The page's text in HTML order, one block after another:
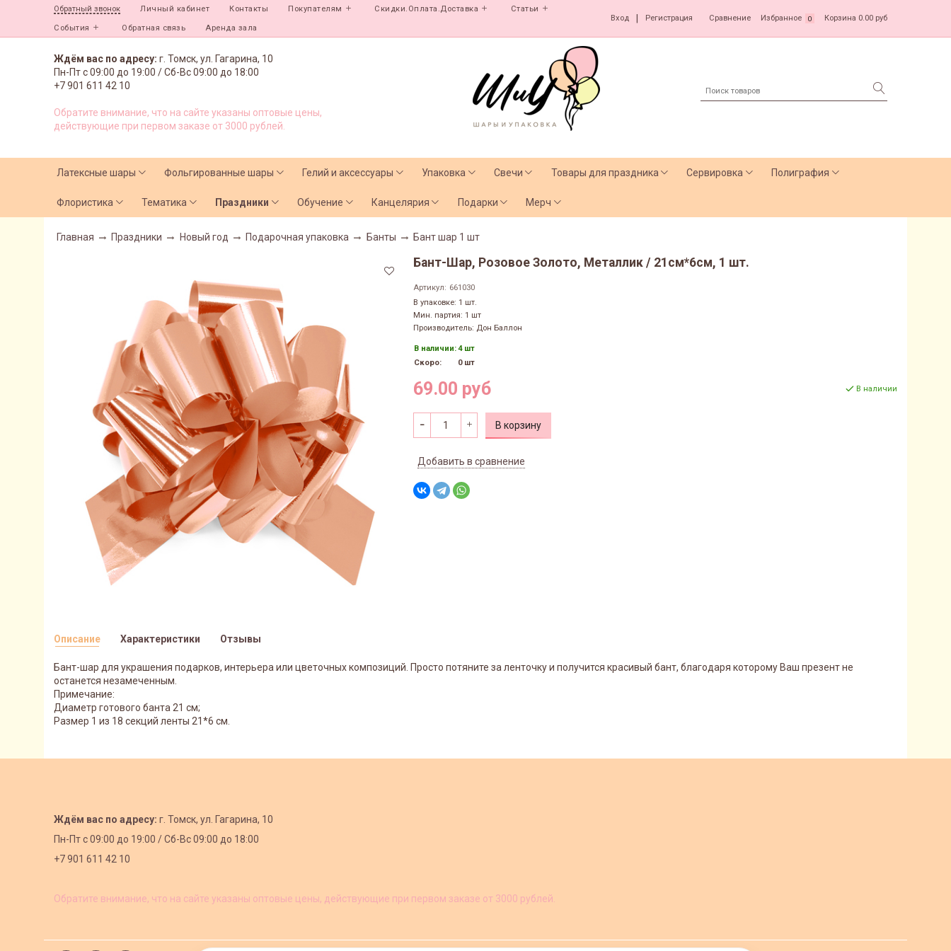
Обратный звонок Личный кабинет Контакты Покупателям Скидки.Оплата.Доставка Статьи
События Обратная связь Аренда зала
Вход Регистрация Сравнение Избранное 0 Корзина 0.00 руб
Ждём вас по адресу: г. Томск, ул. Гагарина, 10
Пн-Пт с09:00 до 19:00 /Сб-Вс 09:00 до 18:00
+7 901 611 42 10
Обратите внимание, что на сайте указаны оптовые цены,
действующие при первом заказе от 3000 рублей.
Латексные шары Фольгированные шары Гелий и аксессуары Упаковка Свечи Товары для праздника Сервировка Полиграфия
Флористика Тематика Праздники Обучение Канцелярия Подарки Мерч
Главная Праздники Новый год Подарочная упаковка Банты Бант шар 1 шт
Бант-Шар, Розовое Золото, Металлик / 21см*6см, 1 шт.
Артикул: 661030
В упаковке: 1 шт.
Мин. партия: 1 шт
Производитель: Дон Баллон
В наличии:4 шт
Скоро:
0 шт
69.00 руб В наличии
В корзину
Добавить в сравнение
Описание
Бант-шар для украшения подарков, интерьера или цветочных композиций. Просто потяните за ленточку и получится красивый бант, благодаря которому Ваш презент не
останется незамеченным.
Примечание:
Диаметр готового банта 21 см;
Размер 1 из 18 секций ленты 21*6 см.
Характеристики Отзывы
Ждём вас по адресу: г. Томск, ул. Гагарина, 10
Пн-Пт с09:00 до 19:00 /Сб-Вс 09:00 до 18:00
+7 901 611 42 10
Обратите внимание, что на сайте указаны оптовые цены, действующие при первом заказе от 3000 рублей.